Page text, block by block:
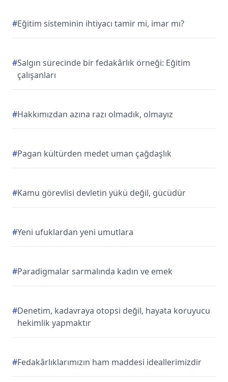
#Eğitim sisteminin ihtiyacı tamir mi, imar mı?
#Salgın sürecinde bir fedakârlık örneği: Eğitim
çalışanları
#Hakkımızdan azına razı olmadık, olmayız
#Pagan kültürden medet uman çağdaşlık
#Kamu görevlisi devletin yükü değil, gücüdür
#Yeni ufuklardan yeni umutlara
#Paradigmalar sarmalında kadın ve emek
#Denetim, kadavraya otopsi değil, hayata koruyucu
hekimlik yapmaktır
#Fedakârlıklarımızın ham maddesi ideallerimizdir